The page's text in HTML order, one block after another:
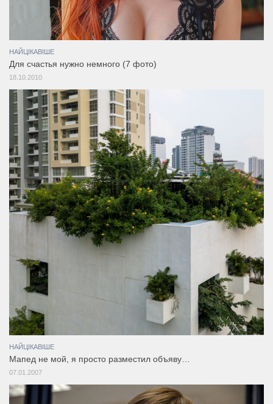
НАЙЦІКАВІШЕ
Для счастья нужно немного (7 фото)
18.10.2010
НАЙЦІКАВІШЕ
Мапед не мой, я просто разместил объяву…
07.01.2007